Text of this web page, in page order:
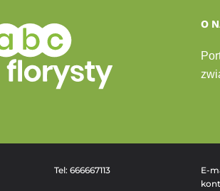
O
Tel: 666667113
E-